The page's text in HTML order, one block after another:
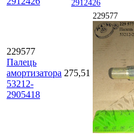
229577
Палець
амортизатора
53212-
2905418
275,51
229577